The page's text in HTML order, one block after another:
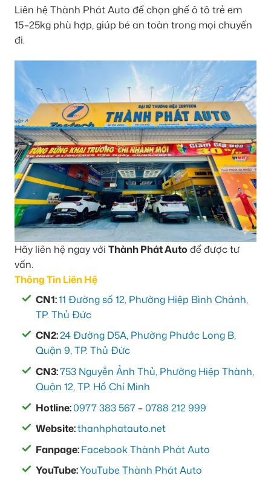
Liên hệ Thành Phát Auto để chọn ghế ô tô trẻ em
15–25kg phù hợp, giúp bé an toàn trong mọi chuyến
đi.
Hãy liên hệ ngay với Thành Phát Auto để được tư
vấn.
Thông Tin Liên Hệ
CN1:11 Đường số 12, Phường Hiệp Bình Chánh,
TP. Thủ Đức
CN2:24 Đường D5A, Phường Phước Long B,
Quận 9, TP. Thủ Đức
CN3:753 Nguyễn Ảnh Thủ, Phường Hiệp Thành,
Quận 12, TP. Hồ Chí Minh
Hotline:0977 383 567 –0788 212 999
Website:thanhphatauto.net
Fanpage:Facebook Thành Phát Auto
YouTube:YouTube Thành Phát Auto